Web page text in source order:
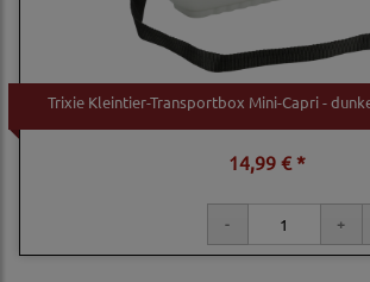
Trixie Kleintier-Transportbox Mini-Capri -
14,99 € *